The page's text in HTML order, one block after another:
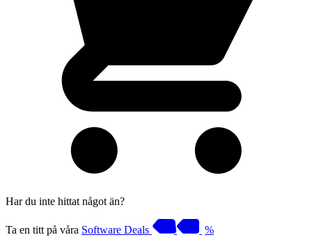
Har du inte hittat något än?
Ta en titt på våra Software Deals %